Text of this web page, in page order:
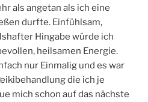
als angetan als ich eine
durfte. Einfühlsam,
Hingabe würde ich
heilsamen Energie.
nur Einmalig und es war
die ich je
mich schon auf das nächste